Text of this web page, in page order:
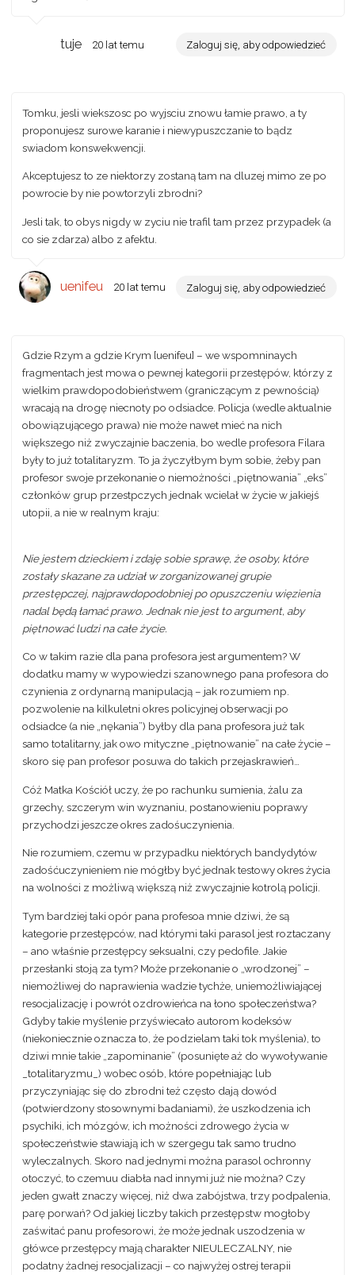
tuje 20 lat temu Zaloguj się, aby odpowiedzieć
Tomku, jesli wiekszosc po wyjsciu znowu łamie prawo, a ty
proponujesz surowe karanie i niewypuszczanie to bądz
swiadom konswekwencji.
Akceptujesz to ze niektorzy zostaną tam na dluzej mimo ze po
powrocie by nie powtorzyli zbrodni?
Jesli tak, to obys nigdy w zyciu nie trafil tam przez przypadek (a
co sie zdarza) albo z afektu.
uenifeu 20 lat temu Zaloguj się, aby odpowiedzieć
Gdzie Rzym a gdzie Krym [uenifeu] – we wspomninaych
fragmentach jest mowa o pewnej kategorii przestępów, którzy z
wielkim prawdopodobieństwem (graniczącym z pewnością)
wracają na drogę niecnoty po odsiadce. Policja (wedle aktualnie
obowiązującego prawa) nie może nawet mieć na nich
większego niż zwyczajnie baczenia, bo wedle profesora Filara
były to już totalitaryzm. To ja życzyłbym bym sobie, żeby pan
profesor swoje przekonanie o niemożności „piętnowania” „eks”
członków grup przestpczych jednak wcielał w życie w jakiejś
utopii, a nie w realnym kraju:
Nie jestem dzieckiem i zdaję sobie sprawę, że osoby, które
zostały skazane za udział w zorganizowanej grupie
przestępczej, najprawdopodobniej po opuszczeniu więzienia
nadal będą łamać prawo. Jednak nie jest to argument, aby
piętnować ludzi na całe życie.
Co w takim razie dla pana profesora jestargumentem? W
dodatku mamy w wypowiedzi szanownego pana profesora do
czynienia z ordynarną manipulacją – jak rozumiem np.
pozwolenie na kilkuletni okres policyjnej obserwacji po
odsiadce (a nie „nękania”) byłby dla pana profesora już tak
samo totalitarny, jak owo mityczne „piętnowanie” na całe życie –
skoro się pan profesor posuwa do takich przejaskrawień…
Cóż Matka Kościół uczy, że po rachunku sumienia, żalu za
grzechy, szczerym win wyznaniu, postanowieniu poprawy
przychodzi jeszcze okres zadośuczynienia.
Nie rozumiem, czemu w przypadku niektórych bandydytów
zadośćuczynieniem nie mógłby być jednak testowy okres życia
na wolności z możliwą większą niż zwyczajnie kotrolą policji.
Tym bardziej taki opór pana profesoa mnie dziwi, że są
kategorie przestępców, nad którymi taki parasol jest roztaczany
– ano właśnie przestępcy seksualni, czy pedofile. Jakie
przesłanki stoją za tym? Może przekonanie o „wrodzonej” –
niemożliwej do naprawienia wadzie tychże, uniemożliwiającej
resocjalizację i powrót ozdrowieńca na łono społeczeństwa?
Gdyby takie myślenie przyświecało autorom kodeksów
(niekoniecznie oznacza to, że podzielam taki tok myślenia), to
dziwi mnie takie „zapominanie” (posunięte aż do wywoływanie
_totalitaryzmu_) wobec osób, które popełniając lub
przyczyniając się do zbrodni też często dają dowód
(potwierdzony stosownymi badaniami), że uszkodzenia ich
psychiki, ich mózgów, ich możności zdrowego życia w
społeczeństwie stawiają ich w szergegu tak samo trudno
wyleczalnych. Skoro nad jednymi można parasol ochronny
otoczyć, to czemuu diabła nad innymi już nie można? Czy
jeden gwałt znaczy więcej, niż dwa zabójstwa, trzy podpalenia,
parę porwań? Od jakiej liczby takich przestępstw mogłoby
zaświtać panu profesorowi, że może jednak uszodzenia w
główce przestępcy mają charakter NIEULECZALNY, nie
podatny żadnej resocjalizacji – co najwyżej ostrej terapii